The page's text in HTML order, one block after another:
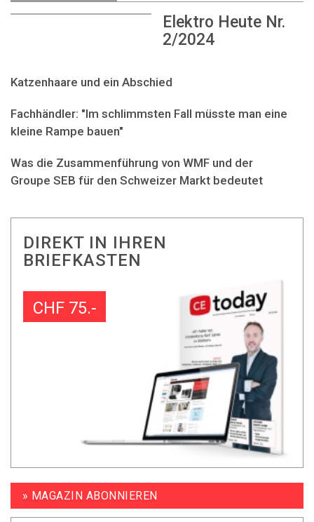
Elektro Heute Nr.
2/2024
Katzenhaare und ein Abschied
Fachhändler: "Im schlimmsten Fall müsste man eine
kleine Rampe bauen"
Was die Zusammenführung von WMF und der
Groupe SEB für den Schweizer Markt bedeutet
DIREKT IN IHREN
BRIEFKASTEN
CHF 75.-
» MAGAZIN ABONNIEREN